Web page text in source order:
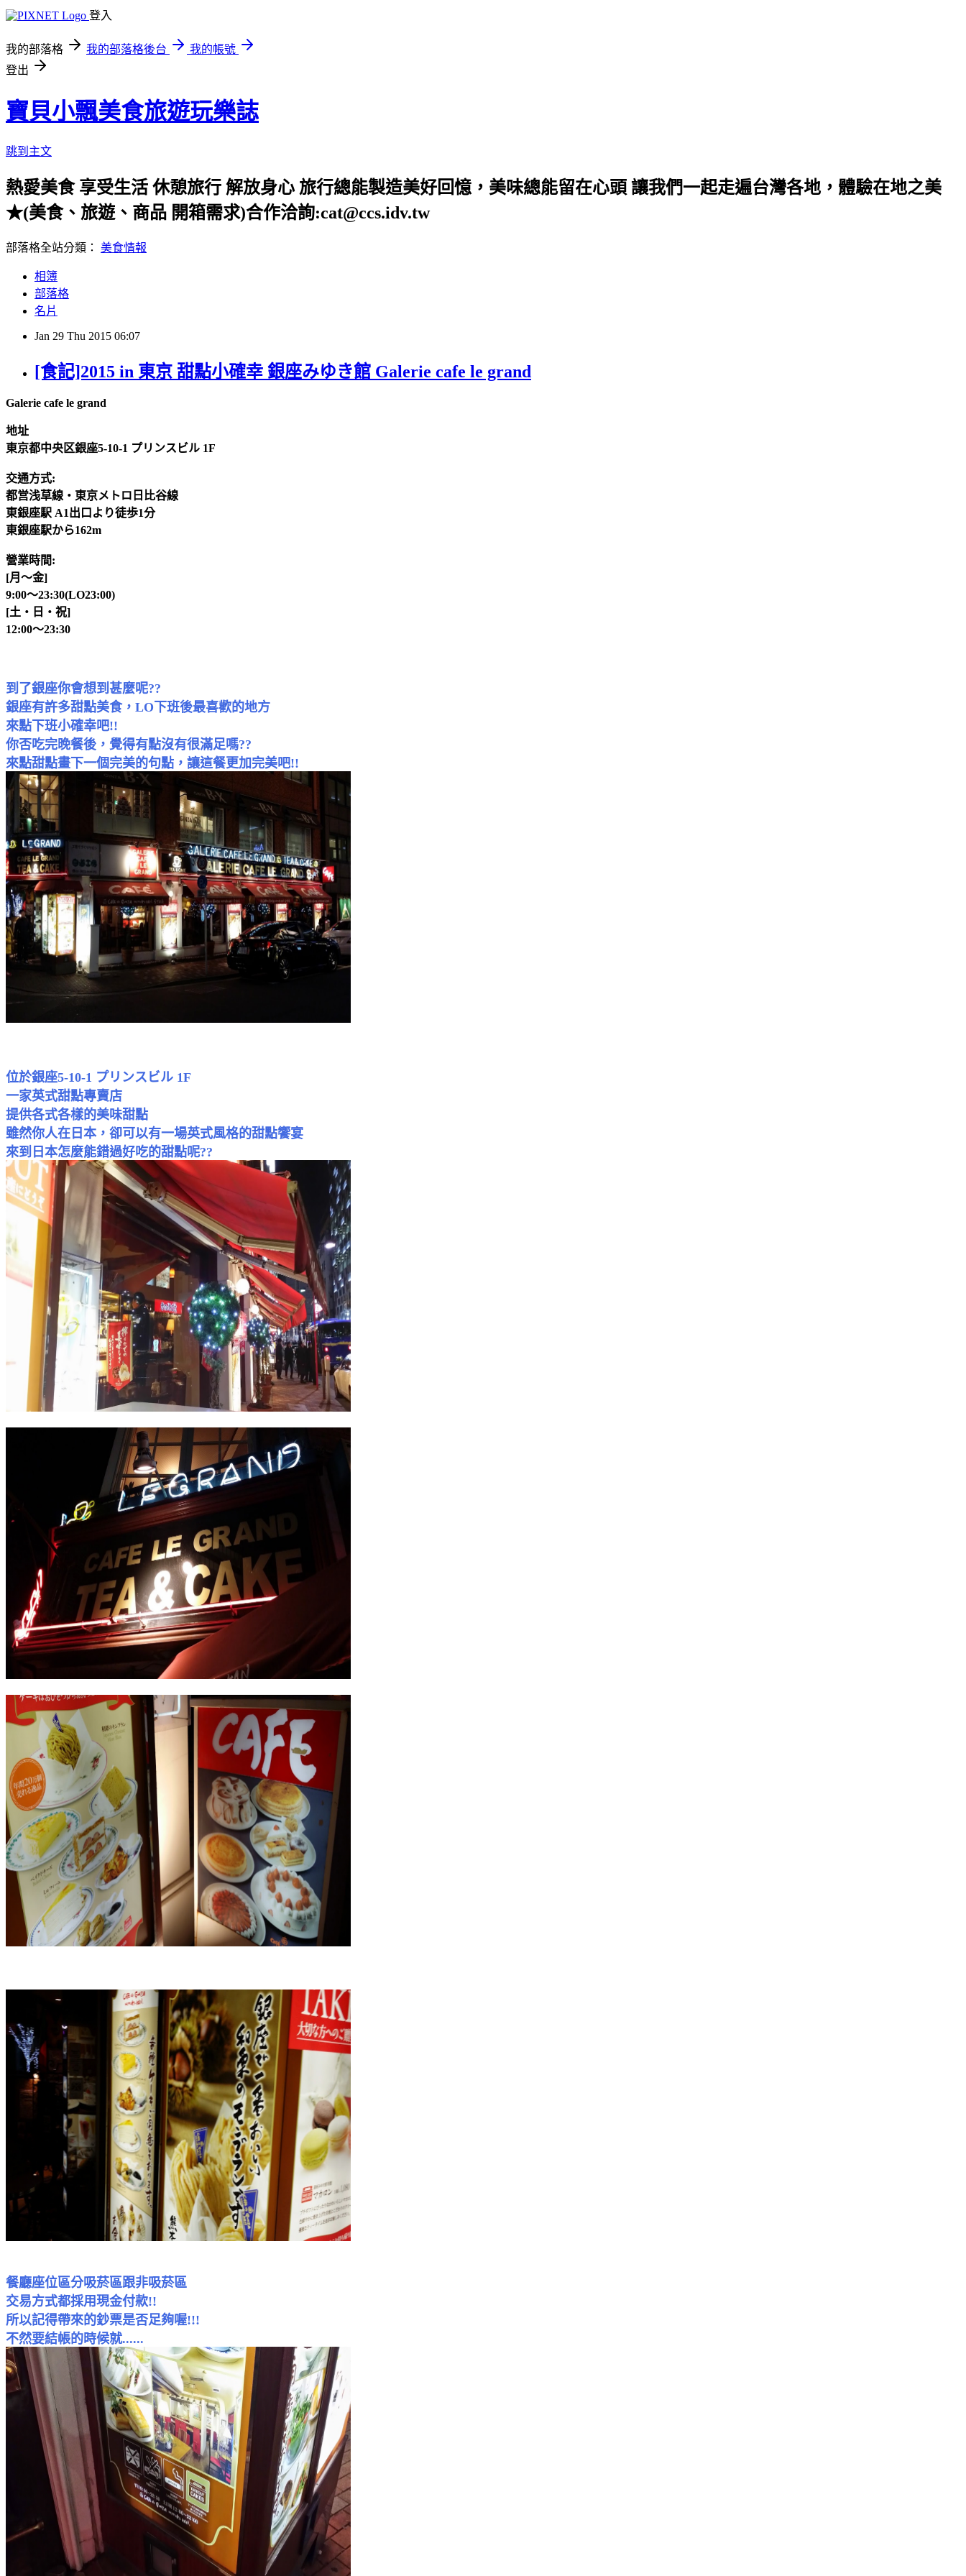
登入
我的部落格 我的部落格後台
我的帳號
登出
寶貝小飄美食旅遊玩樂誌
跳到主文
熱愛美食 享受生活 休憩旅行 解放身心 旅行總能製造美好回憶，美味總能留在心頭 讓我們一起走遍台灣各地，體驗在地之美
★(美食、旅遊、商品 開箱需求)合作洽詢:cat@ccs.idv.tw
部落格全站分類： 美食情報
相簿
部落格
名片
Jan 29 Thu 2015 06:07
[食記]2015 in 東京 甜點小確幸 銀座みゆき館 Galerie cafe le grand
Galerie cafe le grand
地址
東京都中央区銀座5-10-1 プリンスビル 1F
交通方式:
都営浅草線・東京メトロ日比谷線
東銀座駅 A1出口より徒歩1分
東銀座駅から162m
營業時間:
[月～金]
9:00～23:30(LO23:00)
[土・日・祝]
12:00～23:30
到了銀座你會想到甚麼呢??
銀座有許多甜點美食，LO下班後最喜歡的地方
來點下班小確幸吧!!
你否吃完晚餐後，覺得有點沒有很滿足嗎??
來點甜點畫下一個完美的句點，讓這餐更加完美吧!!
位於銀座5-10-1 プリンスビル 1F
一家英式甜點專賣店
提供各式各樣的美味甜點
雖然你人在 日本 ，卻可以有一場英式風格的甜點饗宴
來到日本怎麼能錯過好吃的甜點呢??
餐廳座位區分吸菸區跟非吸菸區
交易方式都採用現金付款!!
所以記得帶來的鈔票是否足夠喔!!!
不然要結帳的時候就......